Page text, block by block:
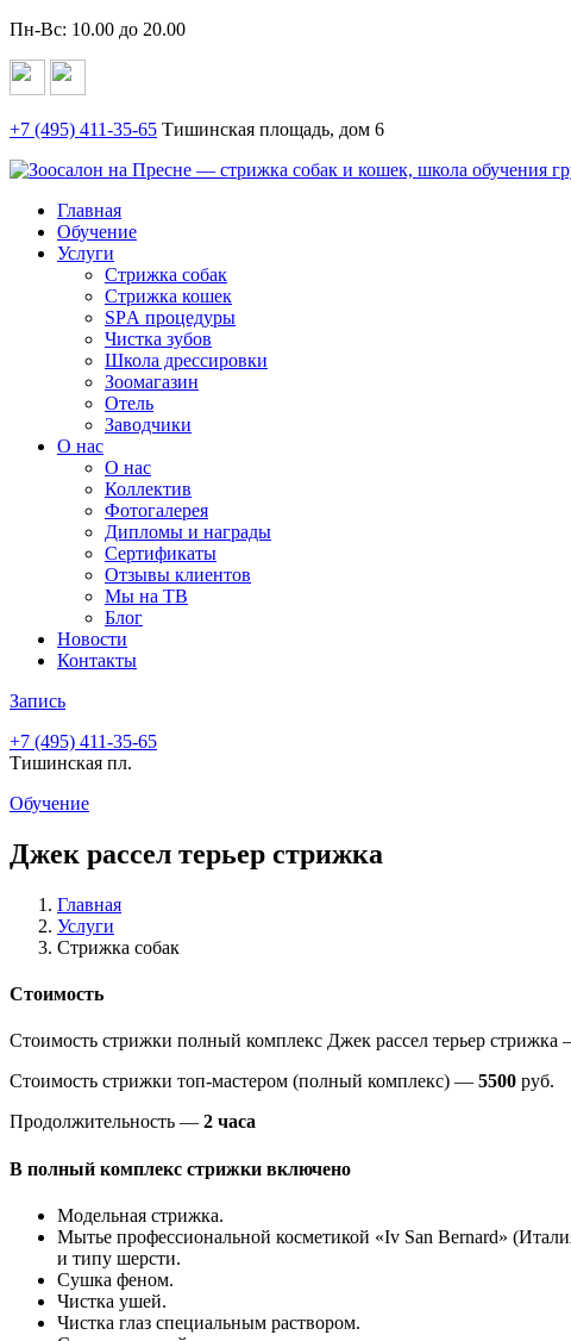
Пн-Вс: 10.00 до 20.00
+7 (495) 411-35-65 Тишинская площадь, дом 6
Главная
Обучение
Услуги
Стрижка собак
Стрижка кошек
SPА процедуры
Чистка зубов
Школа дрессировки
Зоомагазин
Отель
Заводчики
О нас
О нас
Коллектив
Фотогалерея
Дипломы и награды
Сертификаты
Отзывы клиентов
Мы на ТВ
Блог
Новости
Контакты
Запись
+7 (495) 411-35-65
Тишинская пл.
Обучение
Джек рассел терьер стрижка
Главная
Услуги
Стрижка собак
Стоимость
Стоимость стрижки полный комплекс Джек рассел терьер стрижка
Стоимость стрижки топ-мастером (полный комплекс) — 5500 руб.
Продолжительность — 2 часа
В полный комплекс стрижки включено
Модельная стрижка.
Мытье профессиональной косметикой «Iv San Bernard»
и типу шерсти.
Сушка феном.
Чистка ушей.
Чистка глаз специальным раствором.